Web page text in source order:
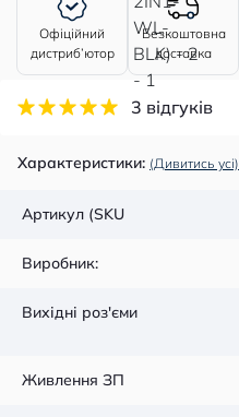
Офіційний
дистриб’ютор
Безкоштовна
доставка
3 відгуків
Характеристики: (Дивитись усі)
Артикул (SKU
Виробник:
Вихідні роз'єми
Живлення ЗП